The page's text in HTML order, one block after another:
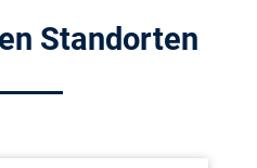
Standorten